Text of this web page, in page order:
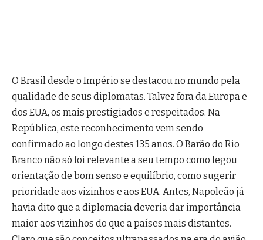
O Brasil desde o Império se destacou no mundo pela
qualidade de seus diplomatas. Talvez fora da Europa e
dos EUA, os mais prestigiados e respeitados. Na
República, este reconhecimento vem sendo
confirmado ao longo destes 135 anos. O Barão do Rio
Branco não só foi relevante a seu tempo como legou
orientação de bom senso e equilíbrio, como sugerir
prioridade aos vizinhos e aos EUA. Antes, Napoleão já
havia dito que a diplomacia deveria dar importância
maior aos vizinhos do que a países mais distantes.